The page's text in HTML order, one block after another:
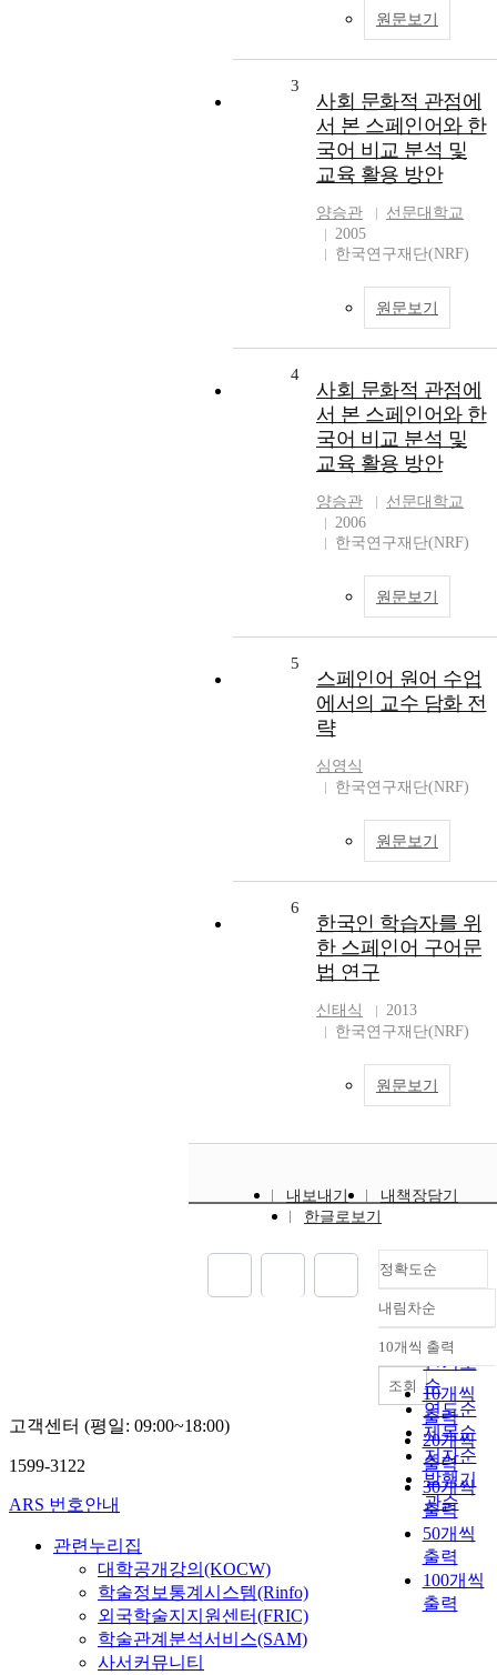
원문보기
3
사회 문화적 관점에
서 본 스페인어와 한
국어 비교 분석 및
교육 활용 방안
양승관
선문대학교
2005
한국연구재단(NRF)
원문보기
4
사회 문화적 관점에
서 본 스페인어와 한
국어 비교 분석 및
교육 활용 방안
양승관
선문대학교
2006
한국연구재단(NRF)
원문보기
5
스페인어 원어 수업
에서의 교수 담화 전
략
심영식
한국연구재단(NRF)
원문보기
6
한국인 학습자를 위
한 스페인어 구어문
법 연구
신태식
2013
한국연구재단(NRF)
원문보기
내보내기
내책장담기
한글로보기
정확도순
정확도
순
인기도
순
연도순
제목순
저자순
발행기
관순
내림차순
내림차순
10개씩 출력
10개씩
출력
20개씩
출력
30개씩
출력
50개씩
출력
100개씩
출력
조회
고객센터 (평일: 09:00~18:00)
1599-3122
ARS 번호안내
관련누리집
대학공개강의(KOCW)
학술정보통계시스템(Rinfo)
외국학술지지원센터(FRIC)
학술관계분석서비스(SAM)
사서커뮤니티